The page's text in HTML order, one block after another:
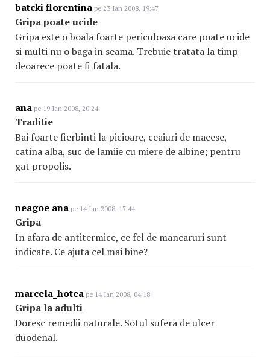
batcki florentina pe 23 Ian 2008, 19:47
Gripa poate ucide
Gripa este o boala foarte periculoasa care poate ucide
si multi nu o baga in seama. Trebuie tratata la timp
deoarece poate fi fatala.
ana pe 19 Ian 2008, 20:24
Traditie
Bai foarte fierbinti la picioare, ceaiuri de macese,
catina alba, suc de lamiie cu miere de albine; pentru
gat propolis.
neagoe ana pe 14 Ian 2008, 17:44
Gripa
In afara de antitermice, ce fel de mancaruri sunt
indicate. Ce ajuta cel mai bine?
marcela_hotea pe 14 Ian 2008, 04:18
Gripa la adulti
Doresc remedii naturale. Sotul sufera de ulcer
duodenal.